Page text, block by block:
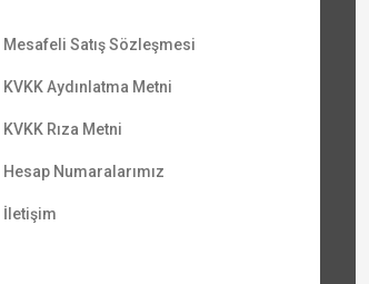
Mesafeli Satış Sözleşmesi
KVKK Aydınlatma Metni
KVKK Rıza Metni
Hesap Numaralarımız
İletişim